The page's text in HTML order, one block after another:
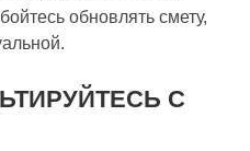
обновлять смету,
С